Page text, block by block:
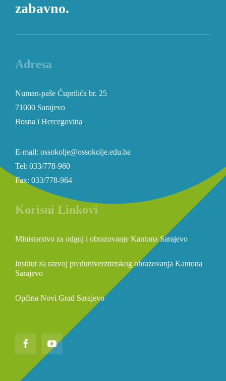
zabavno.
Adresa
Numan-paše Ćuprilića br. 25
71000 Sarajevo
Bosna i Hercegovina
E-mail: ossokolje@ossokolje.edu.ba
Tel: 033/778-960
Fax: 033/778-964
Korisni Linkovi
Ministarstvo za odgoj i obrazovanje Kantona Sarajevo
Institut za razvoj preduniverzitetskog obrazovanja Kantona
Sarajevo
Općina Novi Grad Sarajevo